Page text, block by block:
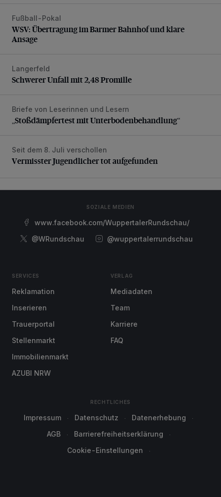
WSV: Übertragung im Barmer Bahnhof und klare Ansage
Fußball-Pokal
WSV: Übertragung im Barmer Bahnhof und klare
Ansage
Schwerer Unfall mit 2,48 Promille
Langerfeld
Schwerer Unfall mit 2,48 Promille
„Stoßdämpfertest mit Unterbodenbehandlung“
Briefe von Leserinnen und Lesern
„Stoßdämpfertest mit Unterbodenbehandlung“
Vermisster Jugendlicher tot aufgefunden
Seit dem 8. Juli verschollen
Vermisster Jugendlicher tot aufgefunden
SOZIALE MEDIEN
www.facebook.com/WuppertalerRundschau/
@WRundschau
@wuppertalerrundschau
SERVICES
Reklamation
Inserieren
Trauerportal
Stellenmarkt
Immobilienmarkt
AZUBI NRW
VERLAG
Mediadaten
Team
Karriere
FAQ
RECHTLICHES
Impressum Datenschutz
Datenerhebung
AGB
Barrierefreiheitserklärung
Cookie-Einstellungen